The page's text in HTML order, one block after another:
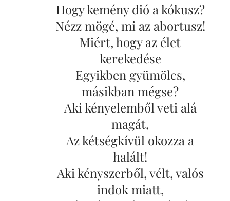
Hogy kemény dió a kókusz?
Nézz mögé, mi az abortusz!
Miért, hogy az élet
kerekedése
Egyikben gyümölcs,
másikban mégse?
Aki kényelemből veti alá
magát,
Az kétségkívül okozza a
halált!
Aki kényszerből, vélt, valós
indok miatt,